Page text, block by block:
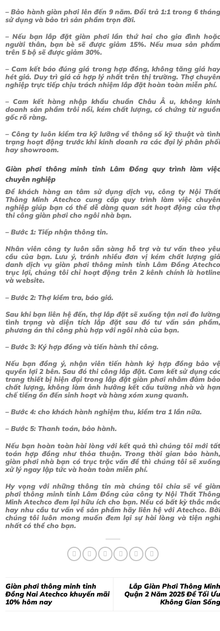
– Bảo hành giàn phơi lên đến 9 năm. Đổi trả 1:1 trong 6 tháng
sử dụng và bảo trì sản phẩm trọn đời.
– Nếu bạn lắp đặt giàn phơi lần thứ hai cho gia đình hoặc
người thân, bạn bè sẽ được giảm 15%. Nếu mua sản phẩm
trên 5 bộ sẽ được giảm 30%.
– Cam kết báo đúng giá trong hợp đồng, không tăng giá hay
hét giá. Duy trì giá cả hợp lý nhất trên thị trường. Thợ chuyên
nghiệp trực tiếp chịu trách nhiệm lắp đặt hoàn toàn miễn phí.
– Cam kết hàng nhập khẩu chuẩn Châu Â u, không kinh
doanh sản phẩm trôi nổi, kém chất lượng, có chứng từ nguồn
gốc rõ ràng.
– Công ty luôn kiểm tra kỹ lưỡng về thông số kỹ thuật và tình
trạng hoạt động trước khi kinh doanh ra các đại lý phân phối
hay showroom.
Giàn phơi thông minh tỉnh Lâm Đồng quy trình làm việc
chuyên nghiệp
Để khách hàng an tâm sử dụng dịch vụ, công ty Nội Thất
Thông Minh Atechco cung cấp quy trình làm việc chuyên
nghiệp giúp bạn có thể dễ dàng quan sát hoạt động của thợ
thi công giàn phơi cho ngôi nhà bạn.
– Bước 1: Tiếp nhận thông tin.
Nhân viên công ty luôn sẵn sàng hỗ trợ và tư vấn theo yêu
cầu của bạn. Lưu ý, tránh nhiều đơn vị kém chất lượng giả
danh dịch vụ giàn phơi thông minh tỉnh Lâm Đồng Atechco
trục lợi, chúng tôi chỉ hoạt động trên 2 kênh chính là hotline
và website.
– Bước 2: Thợ kiểm tra, báo giá.
Sau khi bạn liên hệ đến, thợ lắp đặt sẽ xuống tận nơi đo lường
tình trạng và diện tích lắp đặt sau đó tư vấn sản phẩm,
phương án thi công phù hợp với ngôi nhà của bạn.
– Bước 3: Ký hợp đồng và tiến hành thi công.
Nếu bạn đồng ý, nhận viên tiến hành ký hợp đồng bảo vệ
quyền lợi 2 bên. Sau đó thi công lắp đặt. Cam kết sử dụng các
trang thiết bị hiện đại trong lắp đặt giàn phơi nhằm đảm bảo
chất lượng, không làm ảnh hưởng kết cấu tường nhà và hạn
chế tiếng ồn đến sinh hoạt và hàng xóm xung quanh.
– Bước 4: cho khách hành nghiệm thu, kiểm tra 1 lần nữa.
– Bước 5: Thanh toán, bảo hành.
Nếu bạn hoàn toàn hài lòng với kết quả thì chúng tôi mới tất
toán hợp đồng như thỏa thuận. Trong thời gian bảo hành,
giàn phơi nhà bạn có trục trặc vấn đề thì chúng tôi sẽ xuống
xử lý ngay lập tức và hoàn toàn miễn phí.
Hy vọng với những thông tin mà chúng tôi chia sẽ về giàn
phơi thông minh tỉnh Lâm Đồng của công ty Nội Thất Thông
Minh Atechco đem lại hữu ích cho bạn. Nếu có bất kỳ thắc mắc
hay nhu cầu tư vấn về sản phẩm hãy liên hệ với Atechco. Bởi
chúng tôi luôn mong muốn đem lại sự hài lòng và tiện nghi
nhất có thể cho bạn.
Giàn phơi thông minh tỉnh
Đồng Nai Atechco khuyến mãi
10% hôm nay
Lắp Giàn Phơi Thông Minh
Quận 2 Năm 2025 Để Tối Ưu
Không Gian Sống​